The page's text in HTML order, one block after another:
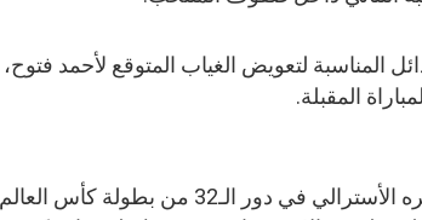
المناسبة لتعويض الغياب المتوقع لأحمد فتوح،
المقبلة.
ويضرب منتخب مصر موعدًا تاريخيًا مع نظيره الأسترالي في دور الـ32 من بطولة كأس العالم